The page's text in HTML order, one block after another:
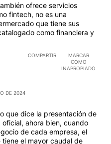
ofrece servicios
fintech, no es una
que tiene sus
como financiera y
COMPARTIR
MARCAR
COMO
INAPROPIADO
DE 2024
que dice la presentación de
ahora bien, cuando
de cada empresa, el
el mayor caudal de